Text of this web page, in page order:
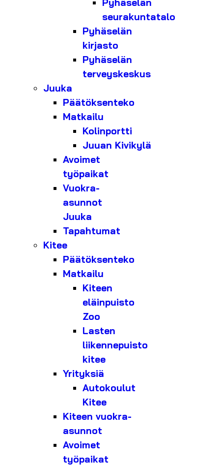
Pyhäselän
seurakuntatalo
Pyhäselän
kirjasto
Pyhäselän
terveyskeskus
Juuka
Päätöksenteko
Matkailu
Kolinportti
Juuan Kivikylä
Avoimet
työpaikat
Vuokra-
asunnot
Juuka
Tapahtumat
Kitee
Päätöksenteko
Matkailu
Kiteen
eläinpuisto
Zoo
Lasten
liikennepuisto
kitee
Yrityksiä
Autokoulut
Kitee
Kiteen vuokra-
asunnot
Avoimet
työpaikat